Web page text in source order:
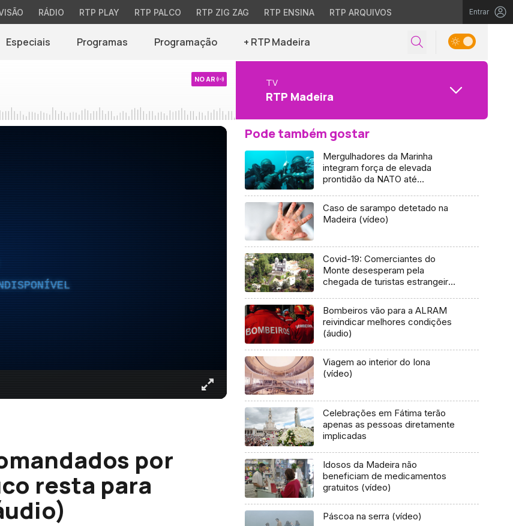
RÁDIO RTP PLAY RTP PALCO RTP ZIG ZAG RTP ENSINA RTP ARQUIVOS Entrar
Especiais Programas Programação + RTP Madeira
NO AR TV
RTP Madeira
por
resta para
Pode também gostar
Mergulhadores da Marinha
integram força de elevada
prontidão da NATO até
Caso de sarampo detetado na
Madeira (vídeo)
Covid-19: Comerciantes do
Monte desesperam pela
chegada de turistas estrangeiros
Bombeiros vão para a ALRAM
reivindicar melhores condições
(áudio)
Viagem ao interior do Iona
(vídeo)
Celebrações em Fátima terão
apenas as pessoas diretamente
implicadas
Idosos da Madeira não
beneficiam de medicamentos
gratuitos (vídeo)
Páscoa na serra (vídeo)